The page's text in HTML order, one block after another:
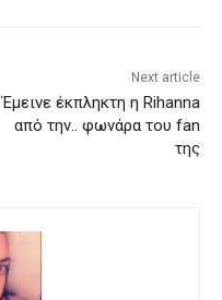
Next article
Έμεινε έκπληκτη η Rihanna
από την.. φωνάρα του fan
της